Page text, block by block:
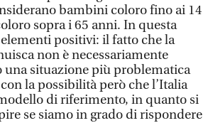
bambini coloro fino ai 14
sopra i 65 anni. In questa
positivi: il fatto che la
non è necessariamente
una situazione più problematica
la possibilità però che l’Italia
di riferimento, in quanto si
se siamo in grado di rispondere